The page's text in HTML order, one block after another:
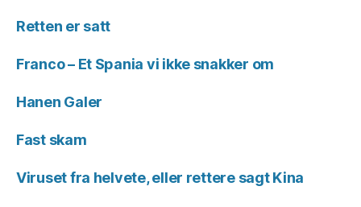
Retten er satt
Franco – Et Spania vi ikke snakker om
Hanen Galer
Fast skam
Viruset fra helvete, eller rettere sagt Kina